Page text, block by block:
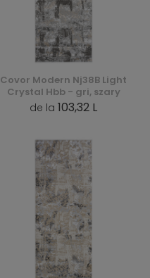
Covor Modern Nj38B Light
Crystal Hbb - gri, szary
de la 103,32 L